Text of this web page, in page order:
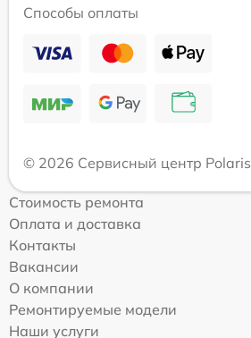
Способы оплаты
© 2026 Сервисный центр Polaris
Стоимость ремонта
Оплата и доставка
Контакты
Вакансии
О компании
Ремонтируемые модели
Наши услуги